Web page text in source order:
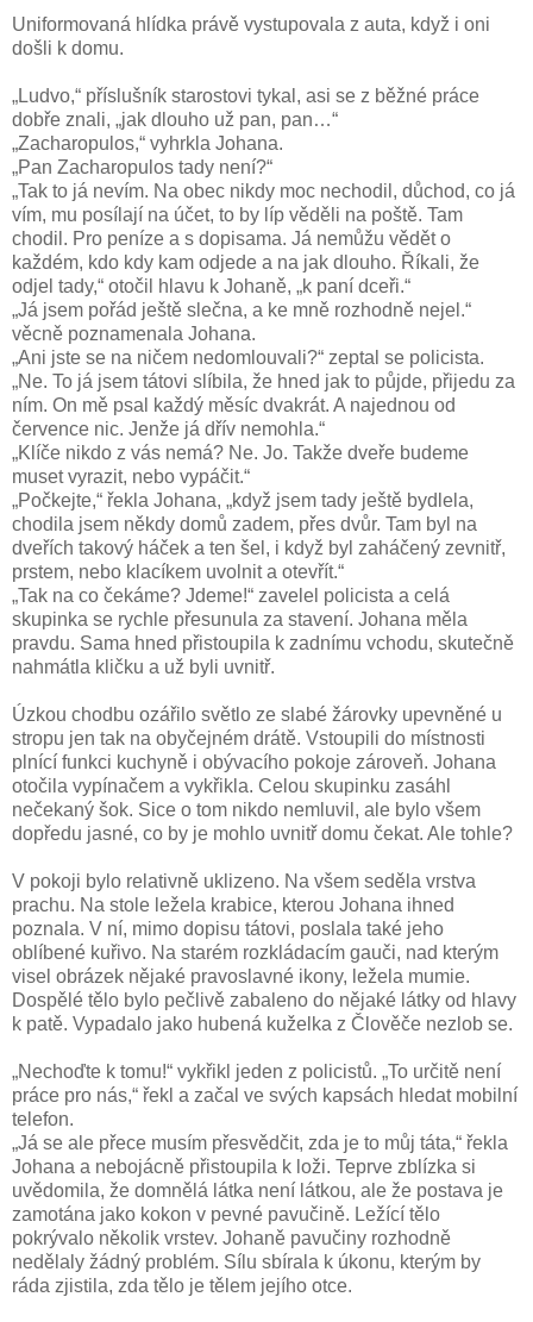
Uniformovaná hlídka právě vystupovala z auta, když i oni
došli k domu.
„Ludvo,“ příslušník starostovi tykal, asi se z běžné práce
dobře znali, „jak dlouho už pan, pan…“
„Zacharopulos,“ vyhrkla Johana.
„Pan Zacharopulos tady není?“
„Tak to já nevím. Na obec nikdy moc nechodil, důchod, co já
vím, mu posílají na účet, to by líp věděli na poště. Tam
chodil. Pro peníze a s dopisama. Já nemůžu vědět o
každém, kdo kdy kam odjede a na jak dlouho. Říkali, že
odjel tady,“ otočil hlavu k Johaně, „k paní dceři.“
„Já jsem pořád ještě slečna, a ke mně rozhodně nejel.“
věcně poznamenala Johana.
„Ani jste se na ničem nedomlouvali?“ zeptal se policista.
„Ne. To já jsem tátovi slíbila, že hned jak to půjde, přijedu za
ním. On mě psal každý měsíc dvakrát. A najednou od
července nic. Jenže já dřív nemohla.“
„Klíče nikdo z vás nemá? Ne. Jo. Takže dveře budeme
muset vyrazit, nebo vypáčit.“
„Počkejte,“ řekla Johana, „když jsem tady ještě bydlela,
chodila jsem někdy domů zadem, přes dvůr. Tam byl na
dveřích takový háček a ten šel, i když byl zaháčený zevnitř,
prstem, nebo klacíkem uvolnit a otevřít.“
„Tak na co čekáme? Jdeme!“ zavelel policista a celá
skupinka se rychle přesunula za stavení. Johana měla
pravdu. Sama hned přistoupila k zadnímu vchodu, skutečně
nahmátla kličku a už byli uvnitř.
Úzkou chodbu ozářilo světlo ze slabé žárovky upevněné u
stropu jen tak na obyčejném drátě. Vstoupili do místnosti
plnící funkci kuchyně i obývacího pokoje zároveň. Johana
otočila vypínačem a vykřikla. Celou skupinku zasáhl
nečekaný šok. Sice o tom nikdo nemluvil, ale bylo všem
dopředu jasné, co by je mohlo uvnitř domu čekat. Ale tohle?
V pokoji bylo relativně uklizeno. Na všem seděla vrstva
prachu. Na stole ležela krabice, kterou Johana ihned
poznala. V ní, mimo dopisu tátovi, poslala také jeho
oblíbené kuřivo. Na starém rozkládacím gauči, nad kterým
visel obrázek nějaké pravoslavné ikony, ležela mumie.
Dospělé tělo bylo pečlivě zabaleno do nějaké látky od hlavy
k patě. Vypadalo jako hubená kuželka z Člověče nezlob se.
„Nechoďte k tomu!“ vykřikl jeden z policistů. „To určitě není
práce pro nás,“ řekl a začal ve svých kapsách hledat mobilní
telefon.
„Já se ale přece musím přesvědčit, zda je to můj táta,“ řekla
Johana a nebojácně přistoupila k loži. Teprve zblízka si
uvědomila, že domnělá látka není látkou, ale že postava je
zamotána jako kokon v pevné pavučině. Ležící tělo
pokrývalo několik vrstev. Johaně pavučiny rozhodně
nedělaly žádný problém. Sílu sbírala k úkonu, kterým by
ráda zjistila, zda tělo je tělem jejího otce.